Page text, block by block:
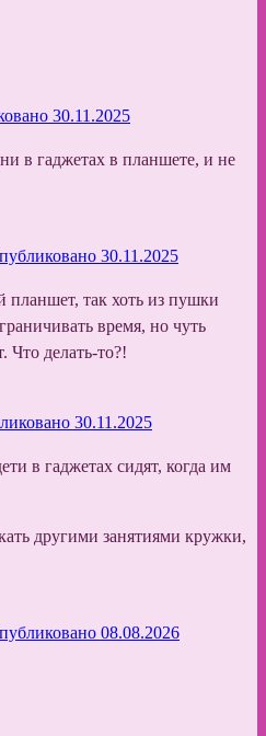
30.11.2025
в гаджетах в планшете, и не
30.11.2025
так хоть из пушки
время, но чуть
Что делать-то?!
30.11.2025
в гаджетах сидят, когда им
другими занятиями кружки,
08.08.2026